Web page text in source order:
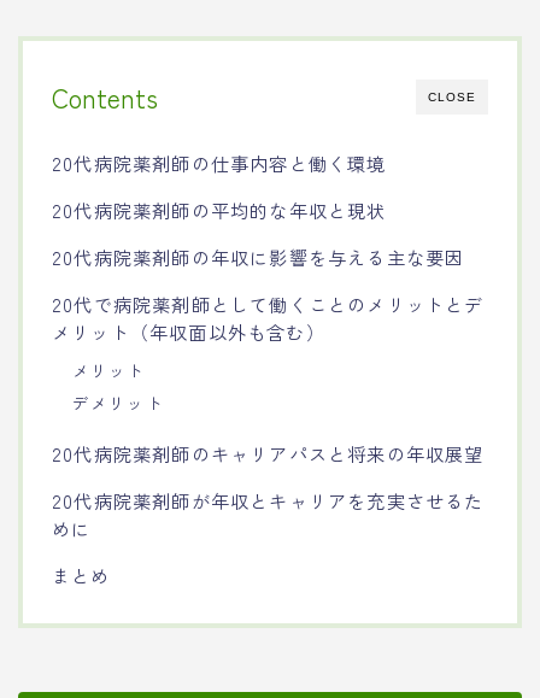
CLOSE
Contents
20代病院薬剤師の仕事内容と働く環境
20代病院薬剤師の平均的な年収と現状
20代病院薬剤師の年収に影響を与える主な要因
20代で病院薬剤師として働くことのメリットとデ
メリット（年収面以外も含む）
メリット
デメリット
20代病院薬剤師のキャリアパスと将来の年収展望
20代病院薬剤師が年収とキャリアを充実させるた
めに
まとめ